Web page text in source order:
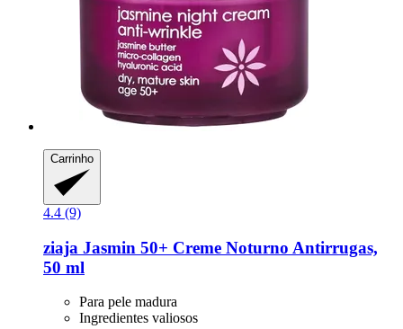
Carrinho
4.4 (9)
ziaja Jasmin 50+ Creme Noturno Antirrugas,
50 ml
Para pele madura
Ingredientes valiosos